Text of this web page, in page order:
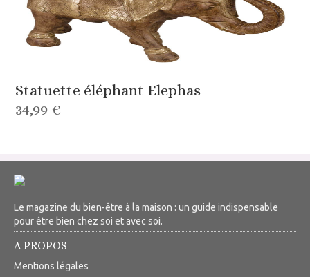
Statuette éléphant Elephas
34,99 €
Le magazine du bien-être à la maison : un guide indispensable
pour être bien chez soi et avec soi.
A PROPOS
Mentions légales